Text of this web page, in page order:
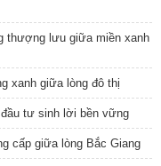
thượng lưu giữa miền xanh
xanh giữa lòng đô thị
tư sinh lời bền vững
cấp giữa lòng Bắc Giang